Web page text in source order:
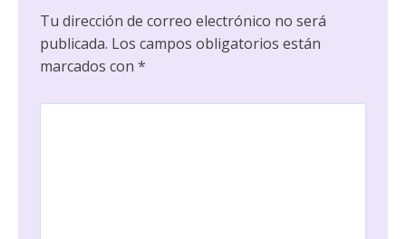
Tu dirección de correo electrónico no será
publicada. Los campos obligatorios están
marcados con *